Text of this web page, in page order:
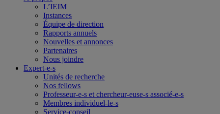
L’IEIM
Instances
Équipe de direction
Rapports annuels
Nouvelles et annonces
Partenaires
Nous joindre
Expert-e-s
Unités de recherche
Nos fellows
Professeur-e-s et chercheur-euse-s associé-e-s
Membres individuel-le-s
Service-conseil